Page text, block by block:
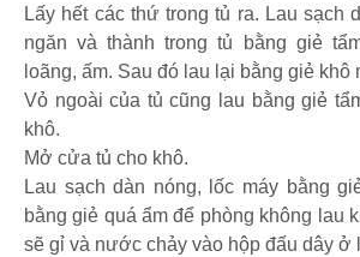
Lấy hết các thứ trong tủ ra. Lau sạch
ngăn và thành trong tủ bằng giẻ
loãng, ấm. Sau đó lau lại bằng giẻ khô
Vỏ ngoài của tủ cũng lau bằng giẻ
khô.
Mở cửa tủ cho khô.
Lau sạch dàn nóng, lốc máy bằng
bằng giẻ quá ẩm để phòng không lau
sẽ gỉ và nước chảy vào hộp đấu dây ở